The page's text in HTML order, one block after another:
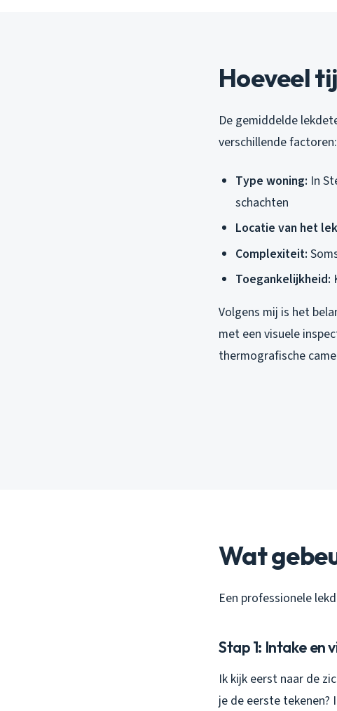
Hoeveel
De gemiddelde
verschillende factoren:
Type woning: In
schachten
Locatie van het
Complexiteit:
Toegankelijkheid:
Volgens mij is het
met een visuele
thermografische
Wat
Een professionele
Stap 1: Intake en
Ik kijk eerst naar de
je de eerste tekenen?